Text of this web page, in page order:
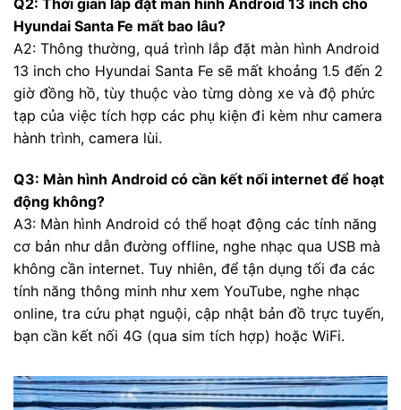
Q2: Thời gian lắp đặt màn hình Android 13 inch cho
Hyundai Santa Fe mất bao lâu?
A2: Thông thường, quá trình lắp đặt màn hình Android
13 inch cho Hyundai Santa Fe sẽ mất khoảng 1.5 đến 2
giờ đồng hồ, tùy thuộc vào từng dòng xe và độ phức
tạp của việc tích hợp các phụ kiện đi kèm như camera
hành trình, camera lùi.
Q3: Màn hình Android có cần kết nối internet để hoạt
động không?
A3: Màn hình Android có thể hoạt động các tính năng
cơ bản như dẫn đường offline, nghe nhạc qua USB mà
không cần internet. Tuy nhiên, để tận dụng tối đa các
tính năng thông minh như xem YouTube, nghe nhạc
online, tra cứu phạt nguội, cập nhật bản đồ trực tuyến,
bạn cần kết nối 4G (qua sim tích hợp) hoặc WiFi.